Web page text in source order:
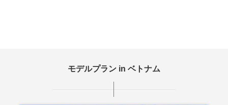
モデルプラン in ベトナム